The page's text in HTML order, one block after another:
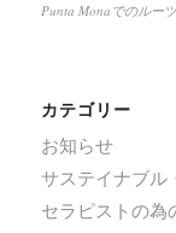
Punta Monaでのルー
カテゴリー
お知らせ
サステイナブル
セラピストの為